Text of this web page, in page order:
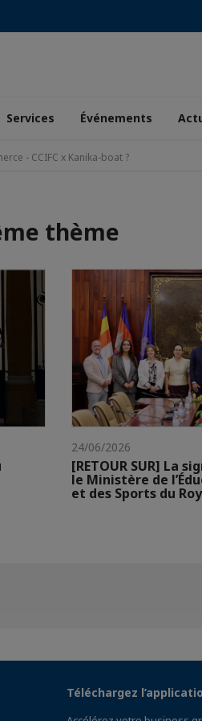
Services Événements
- CCIFC x Kanika-boat ?
thème
24/06/2026
[RETOUR SUR] La
le Ministère de
et des Sports du
Téléchargez